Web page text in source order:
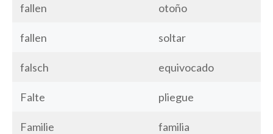
fallen otoño
fallen soltar
falsch equivocado
Falte pliegue
Familie familia